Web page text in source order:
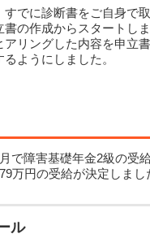
でに診断書をご自身で
書の作成からスタートし
アリングした内容を申立
ようにしました。
で障害基礎年金2級の受
万円の受給が決定しまし
ル